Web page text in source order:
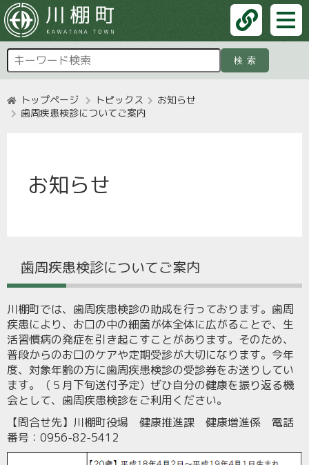
検索
トップページ トピックス
お知らせ
歯周疾患検診についてご案内
お知らせ
歯周疾患検診についてご案内
川棚町では、歯周疾患検診の助成を行っております。歯周
疾患により、お口の中の細菌が体全体に広がることで、生
活習慣病の発症を引き起こすことがあります。そのため、
普段からのお口のケアや定期受診が大切になります。今年
度、対象年齢の方に歯周疾患検診の受診券をお送りしてい
ます。（５月下旬送付予定）ぜひ自分の健康を振り返る機
会として、歯周疾患検診をご利用ください。
【問合せ先】川棚町役場 健康推進課 健康増進係 電話
番号： 0956-82-5412